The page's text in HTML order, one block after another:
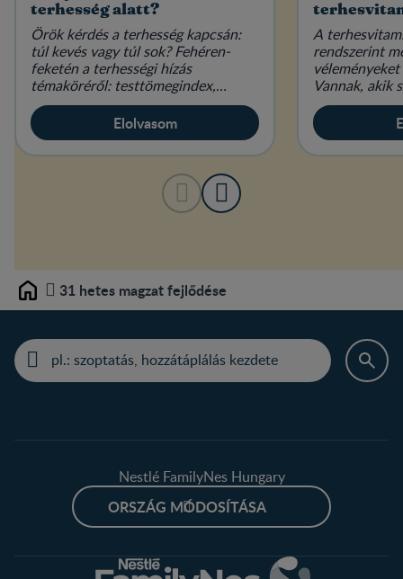
terhesség alatt?
Örök kérdés a terhesség kapcsán:
túl kevés vagy túl sok? Fehéren-
feketén a terhességi hízás
témaköréről: testtömegindex,
étkezés és életmód várandósan.
Elolvasom
A
rendszerint
Vannak, akik
mások hallani
Home 31 hetes magzat fejlődése
Nestlé FamilyNes Hungary
ORSZÁG MÓDOSÍTÁSA